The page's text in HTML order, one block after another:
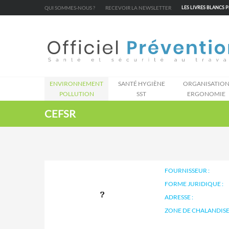
QUI SOMMES-NOUS ? RECEVOIR LA NEWSLETTER LES LIVRES BLANCS
ENVIRONNEMENT
POLLUTION
SANTÉ HYGIÈNE
SST
ORGANISATION
ERGONOMIE
CEFSR
FOURNISSEUR :
FORME JURIDIQUE :
ADRESSE :
ZONE DE
Cookies management panel